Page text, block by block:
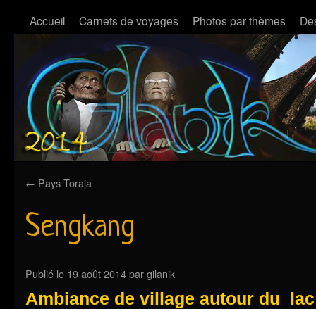
Accueil Carnets de voyages Photos par thèmes
← Pays Toraja
Sengkang
Publié le 19 août 2014pargilanik
Ambiance de village autour du lac